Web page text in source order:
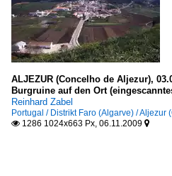
ALJEZUR (Concelho de Aljezur),
Burgruine auf den Ort
Reinhard Zabel
Portugal / Distrikt Faro (Algarve) / Aljezur
 1286 1024x663 Px, 06.11.2009 